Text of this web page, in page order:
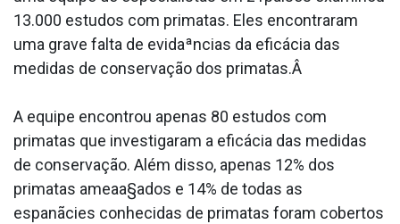
13.000 estudos com primatas. Eles encontraram
uma grave falta de evidaªncias da eficácia das
medidas de conservação dos primatas.Â
A equipe encontrou apenas 80 estudos com
primatas que investigaram a eficácia das medidas
de conservação. Além disso, apenas 12% dos
primatas ameaa§ados e 14% de todas as
espanãcies conhecidas de primatas foram cobertos